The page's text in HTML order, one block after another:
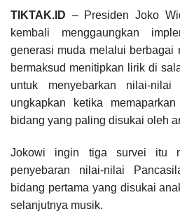
TIKTAK.ID – Presiden Joko
kembali menggaungkan
generasi muda melalui berbagai
bermaksud menitipkan lirik di
untuk menyebarkan nilai-
ungkapkan ketika
bidang yang paling disukai oleh
Jokowi ingin tiga survei itu
penyebaran nilai-nilai
bidang pertama yang disukai
selanjutnya musik.